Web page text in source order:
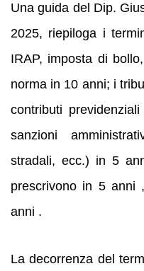
Una guida del Dip.
2025, riepiloga i
IRAP, imposta di
norma in 10 anni; i
contributi
sanzioni
stradali, ecc.) in 5
prescrivono in 5 anni
anni .
La decorrenza del